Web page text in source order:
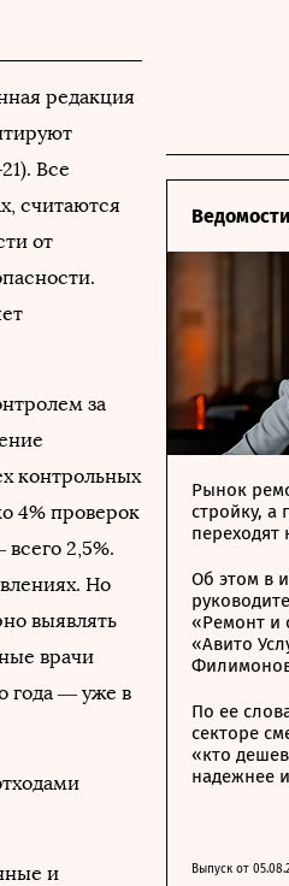
редакция
Все
считаются
от
за
контрольных
4% проверок
2,5%.
Но
выявлять
врачи
года — уже в
и
Рынок
стройку, а
переходят
Об этом в
«Ремонт и
«Авито
По ее
секторе
«кто
надежнее
Выпуск от